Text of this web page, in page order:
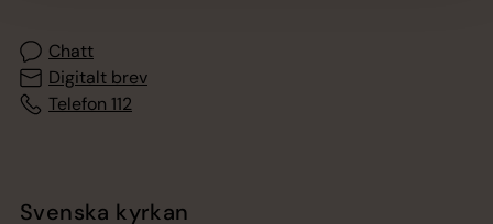
Chatt
Digitalt brev
Telefon 112
Svenska kyrkan